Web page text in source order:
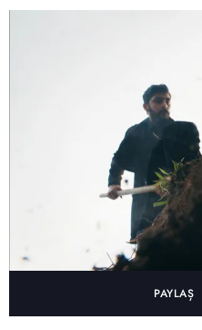
PAYLAŞ